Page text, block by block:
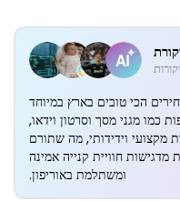
הכי טובים בארץ במיוחד
כמו מגני מסך וסרטון וידאו,
מקצועי וידידותי, מה שתורם
מדגישות חוויית קנייה אמינה
ומשתלמת באוריפון.